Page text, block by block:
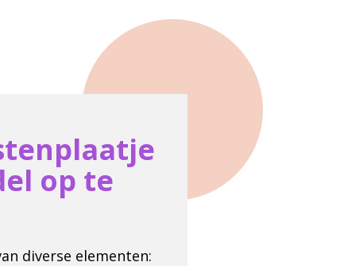
op te
diverse elementen: